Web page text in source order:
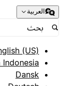
العربية
English (US)
Indonesia
Dansk